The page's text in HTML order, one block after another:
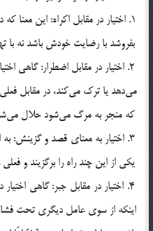
بفروشد با رضايت خودش باشد نه با
2. اختيار در مقابل اضطرار: گاهي
كه منجر به مرگ مي‎شود حلال مي‎شود.
3. اختيار به معناي قصد و گزينش:
يكي از اين چند راه را برگزيند و